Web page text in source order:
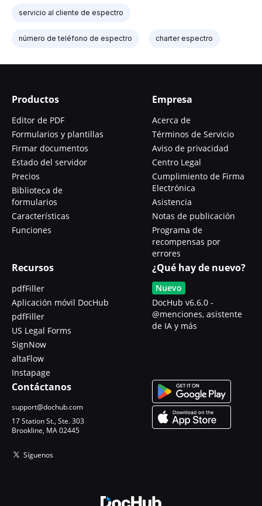
servicio al cliente de espectro
número de teléfono de espectro charter espectro
Productos
Editor de PDF
Formularios y plantillas
Firmar documentos
Estado del servidor
Precios
Biblioteca de
formularios
Características
Funciones
Empresa
Acerca de
Términos de Servicio
Aviso de privacidad
Centro Legal
Cumplimiento de Firma
Electrónica
Asistencia
Notas de publicación
Programa de
recompensas por
errores
Recursos
pdfFiller
Aplicación móvil DocHub
pdfFiller
US Legal Forms
SignNow
altaFlow
Instapage
¿Qué hay de nuevo?
Nuevo
DocHub v6.6.0 -
@menciones, asistente
de IA y más
Contáctanos
support@dochub.com
17 Station St., Ste. 303
Brookline, MA 02445
Síguenos